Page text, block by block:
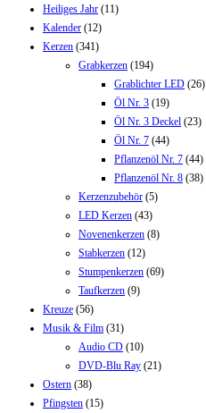
Heiliges Jahr (11)
Kalender (12)
Kerzen (341)
Grabkerzen (194)
Grablichter LED (26)
Öl Nr. 3 (19)
Öl Nr. 3 Deckel (23)
Öl Nr. 7 (44)
Pflanzenöl Nr. 7 (44)
Pflanzenöl Nr. 8 (38)
Kerzenzubehör (5)
LED Kerzen (43)
Novenenkerzen (8)
Stabkerzen (12)
Stumpenkerzen (69)
Taufkerzen (9)
Kreuze (56)
Musik & Film (31)
Audio CD (10)
DVD-Blu Ray (21)
Ostern (38)
Pfingsten (15)